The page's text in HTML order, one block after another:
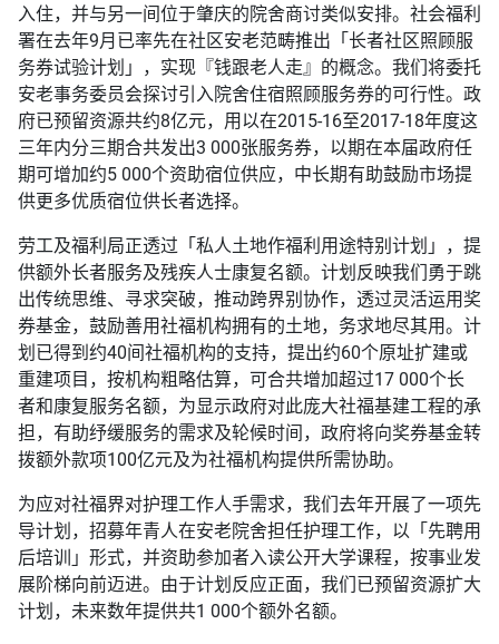
入住，并与另一间位于肇庆的院舍商讨类似安排。社会福利
署在去年9月已率先在社区安老范畴推出「长者社区照顾服
务券试验计划」，实现『钱跟老人走』的概念。我们将委托
安老事务委员会探讨引入院舍住宿照顾服务券的可行性。政
府已预留资源共约8亿元，用以在2015-16至2017-18年度这
三年内分三期合共发出3 000张服务券，以期在本届政府任
期可增加约5 000个资助宿位供应，中长期有助鼓励市场提
供更多优质宿位供长者选择。
劳工及福利局正透过「私人土地作福利用途特别计划」，提
供额外长者服务及残疾人士康复名额。计划反映我们勇于跳
出传统思维、寻求突破，推动跨界别协作，透过灵活运用奖
券基金，鼓励善用社福机构拥有的土地，务求地尽其用。计
划已得到约40间社福机构的支持，提出约60个原址扩建或
重建项目，按机构粗略估算，可合共增加超过17 000个长
者和康复服务名额，为显示政府对此庞大社福基建工程的承
担，有助纾缓服务的需求及轮候时间，政府将向奖券基金转
拨额外款项100亿元及为社福机构提供所需协助。
为应对社福界对护理工作人手需求，我们去年开展了一项先
导计划，招募年青人在安老院舍担任护理工作，以「先聘用
后培训」形式，并资助参加者入读公开大学课程，按事业发
展阶梯向前迈进。由于计划反应正面，我们已预留资源扩大
计划，未来数年提供共1 000个额外名额。